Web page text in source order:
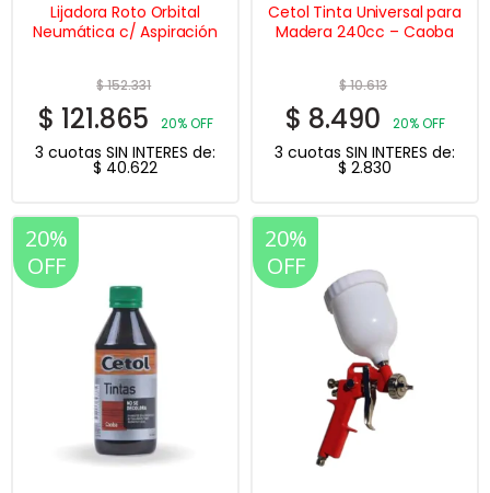
Lijadora Roto Orbital
Neumática c/ Aspiración
$152.331
$ 121.865 20% OFF
3 cuotas SIN INTERES de:
$ 40.622
Cetol Tinta Universal para
Madera 240cc – Caoba
$10.613
$ 8.490 20% OFF
3 cuotas SIN INTERES de:
$ 2.830
20%
OFF
20%
OFF